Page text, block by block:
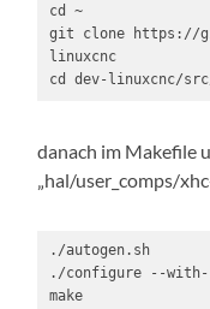
cd ~
git clone https://
linuxcnc
cd dev-linuxcnc/
danach im Makefile
„hal/user_comps/
./autogen.sh
./configure --with-
make